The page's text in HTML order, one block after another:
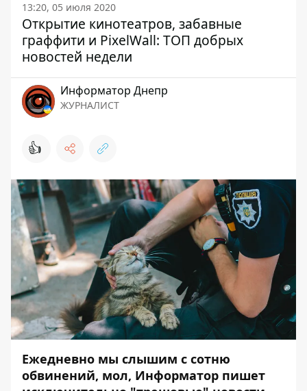
13:20, 05 июля 2020
Открытие кинотеатров, забавные
граффити и PixelWall: ТОП добрых
новостей недели
Информатор Днепр
ЖУРНАЛИСТ
👍
Ежедневно мы слышим с сотню
обвинений, мол, Информатор пишет